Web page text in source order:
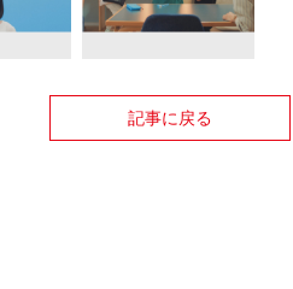
記事に戻る